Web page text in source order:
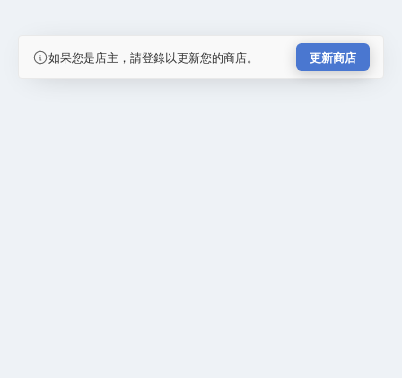
如果您是店主，請登錄以更新您的商店。 更新商店